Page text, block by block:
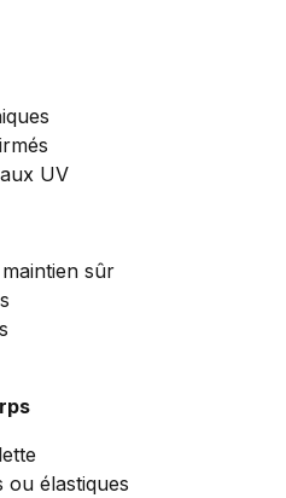
UV
sûr
ou élastiques